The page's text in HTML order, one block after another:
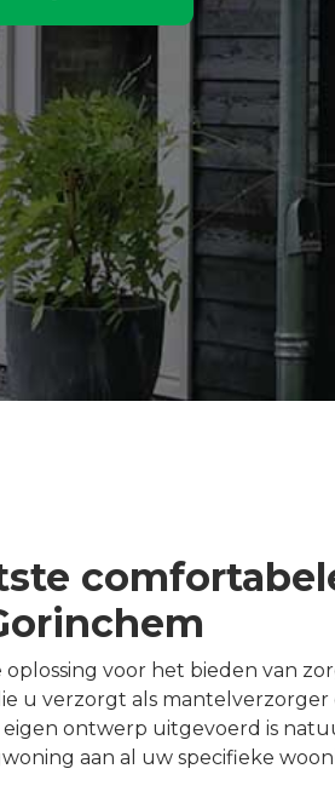
voor het bieden van
u verzorgt als mantelverzorger
ontwerp uitgevoerd is
aan al uw specifieke